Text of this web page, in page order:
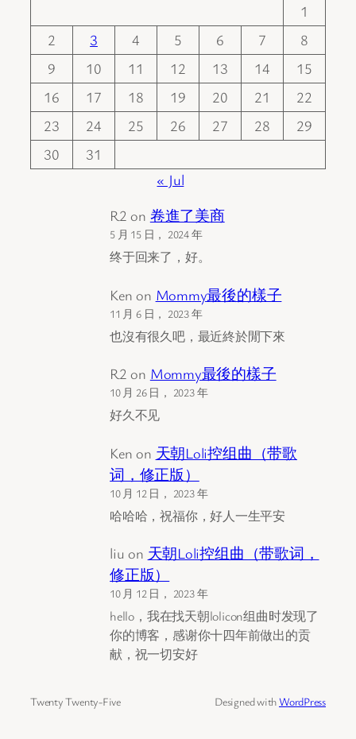
1
2
3 4 5 6 7
8
9
10 11 12 13 14
15
16
17 18 19 20 21
22
23
24 25 26 27 28
29
30
31
« Jul
R2 on 卷進了美商
5 月 15 日， 2024 年
终于回来了，好。
Ken on Mommy最後的樣子
11 月 6 日， 2023 年
也沒有很久吧，最近終於閒下來
R2 on Mommy最後的樣子
10 月 26 日， 2023 年
好久不见
Ken on 天朝Loli控组曲（带歌
词，修正版）
10 月 12 日， 2023 年
哈哈哈，祝福你，好人一生平安
liu on 天朝Loli控组曲（带歌词，
修正版）
10 月 12 日， 2023 年
hello，我在找天朝lolicon组曲时发现了
你的博客，感谢你十四年前做出的贡
献，祝一切安好
Twenty Twenty-Five Designed withWordPress